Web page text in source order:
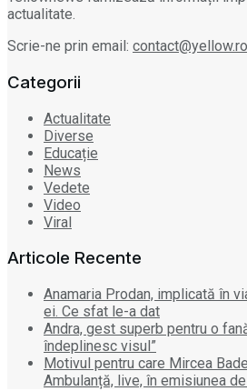
actualitate.
Scrie-ne prin email: contact@yellow.ro
Categorii
Actualitate
Diverse
Educație
News
Vedete
Video
Viral
Articole Recente
Anamaria Prodan, implicată în
ei. Ce sfat le-a dat
Andra, gest superb pentru o
îndeplinesc visul”
Motivul pentru care Mircea
Ambulanță, live, în emisiunea